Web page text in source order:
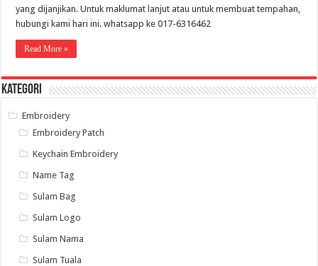
yang dijanjikan. Untuk maklumat lanjut atau untuk membuat tempahan,
hubungi kami hari ini. whatsapp ke 017-6316462
Read More »
Kategori
Embroidery
Embroidery Patch
Keychain Embroidery
Name Tag
Sulam Bag
Sulam Logo
Sulam Nama
Sulam Tuala